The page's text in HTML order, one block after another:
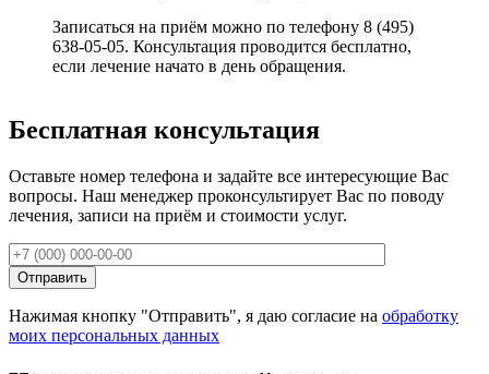
Записаться на приём можно по телефону 8 (495)
638-05-05. Консультация проводится бесплатно,
если лечение начато в день обращения.
Бесплатная консультация
Оставьте номер телефона и задайте все интересующие Вас
вопросы. Наш менеджер проконсультирует Вас по поводу
лечения, записи на приём и стоимости услуг.
Нажимая кнопку "Отправить", я даю согласие на обработку
моих персональных данных